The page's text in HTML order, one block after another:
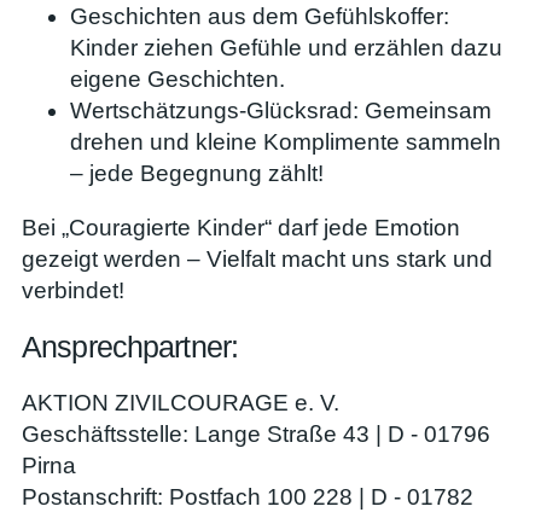
Geschichten aus dem Gefühlskoffer:
Kinder ziehen Gefühle und erzählen dazu
eigene Geschichten.
Wertschätzungs-Glücksrad: Gemeinsam
drehen und kleine Komplimente sammeln
– jede Begegnung zählt!
Bei „Couragierte Kinder“ darf jede Emotion
gezeigt werden – Vielfalt macht uns stark und
verbindet!
Ansprechpartner:
AKTION ZIVILCOURAGE e. V.
Geschäftsstelle: Lange Straße 43 | D - 01796
Pirna
Postanschrift: Postfach 100 228 | D - 01782